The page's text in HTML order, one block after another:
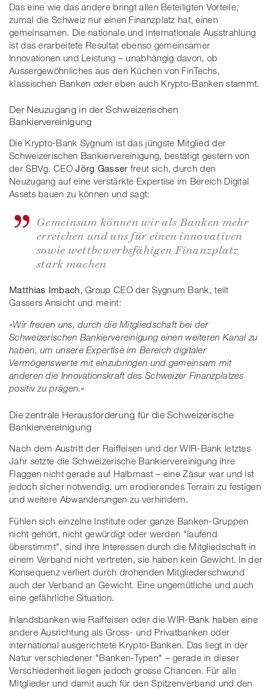
Das eine wie das andere bringt allen Beteiligten Vorteile,
zumal die Schweiz nur einen Finanzplatz hat, einen
gemeinsamen. Die nationale und internationale Ausstrahlung
ist das erarbeitete Resultat ebenso gemeinsamer
Innovationen und Leistung – unabhängig davon, ob
Aussergewöhnliches aus den Küchen von FinTechs,
klassischen Banken oder eben auch Krypto-Banken stammt.
Der Neuzugang in der Schweizerischen
Bankiervereinigung
Die Krypto-Bank Sygnum ist das jüngste Mitglied der
Schweizerischen Bankiervereinigung, bestätigt gestern von
der SBVg. CEOJörg Gasser freut sich, durch den
Neuzugang auf eine verstärkte Expertise im Bereich Digital
Assets bauen zu können und sagt:
Gemeinsam können wir als Banken mehr
erreichen und uns für einen innovativen
sowie wettbewerbsfähigen Finanzplatz
stark machen
Matthias Imbach, Group CEO der Sygnum Bank, teilt
Gassers Ansicht und meint:
«Wir freuen uns, durch die Mitgliedschaft bei der
Schweizerischen Bankiervereinigung einen weiteren Kanal zu
haben, um unsere Expertise im Bereich digitaler
Vermögenswerte mit einzubringen und gemeinsam mit
anderen die Innovationskraft des Schweizer Finanzplatzes
positiv zu prägen.»
Die zentrale Herausforderung für die Schweizerische
Bankiervereinigung
Nach dem Austritt der Raiffeisen und der WIR-Bank letztes
Jahr setzte die Schweizerische Bankiervereinigung ihre
Flaggen nicht gerade auf Halbmast – eine Zäsur war und ist
jedoch sicher notwendig, um erodierendes Terrain zu festigen
und weitere Abwanderungen zu verhindern.
Fühlen sich einzelne Institute oder ganze Banken-Gruppen
nicht gehört, nicht gewürdigt oder werden "laufend
überstimmt", sind ihre Interessen durch die Mitgliedschaft in
einem Verband nicht vertreten, sie haben kein Gewicht. In der
Konsequenz verliert durch drohenden Mitgliederschwund
auch der Verband an Gewicht. Eine ungemütliche und auch
eine gefährliche Situation.
Inlandsbanken wie Raiffeisen oder die WIR-Bank haben eine
andere Ausrichtung als Gross- und Privatbanken oder
international ausgerichtete Krypto-Banken. Das liegt in der
Natur verschiedener "Banken-Typen" – gerade in dieser
Verschiedenheit liegen jedoch grosse Chancen. Für alle
Mitglieder und damit auch für den Spitzenverband und den